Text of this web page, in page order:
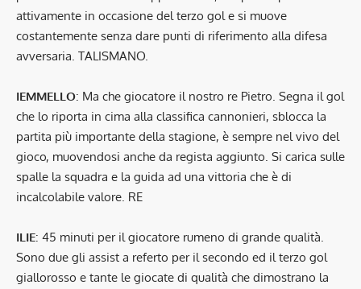
attivamente in occasione del terzo gol e si muove
costantemente senza dare punti di riferimento alla difesa
avversaria. TALISMANO.
IEMMELLO: Ma che giocatore il nostro re Pietro. Segna il gol
che lo riporta in cima alla classifica cannonieri, sblocca la
partita più importante della stagione, è sempre nel vivo del
gioco, muovendosi anche da regista aggiunto. Si carica sulle
spalle la squadra e la guida ad una vittoria che è di
incalcolabile valore. RE
ILIE: 45 minuti per il giocatore rumeno di grande qualità.
Sono due gli assist a referto per il secondo ed il terzo gol
giallorosso e tante le giocate di qualità che dimostrano la